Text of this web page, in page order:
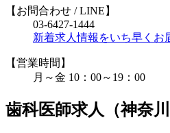
【お問合わせ / LINE 】
03-6427-1444
新着求人情報をいち早くお
【営業時間】
月～金 10：00～19：00
歯科医師求人（神奈